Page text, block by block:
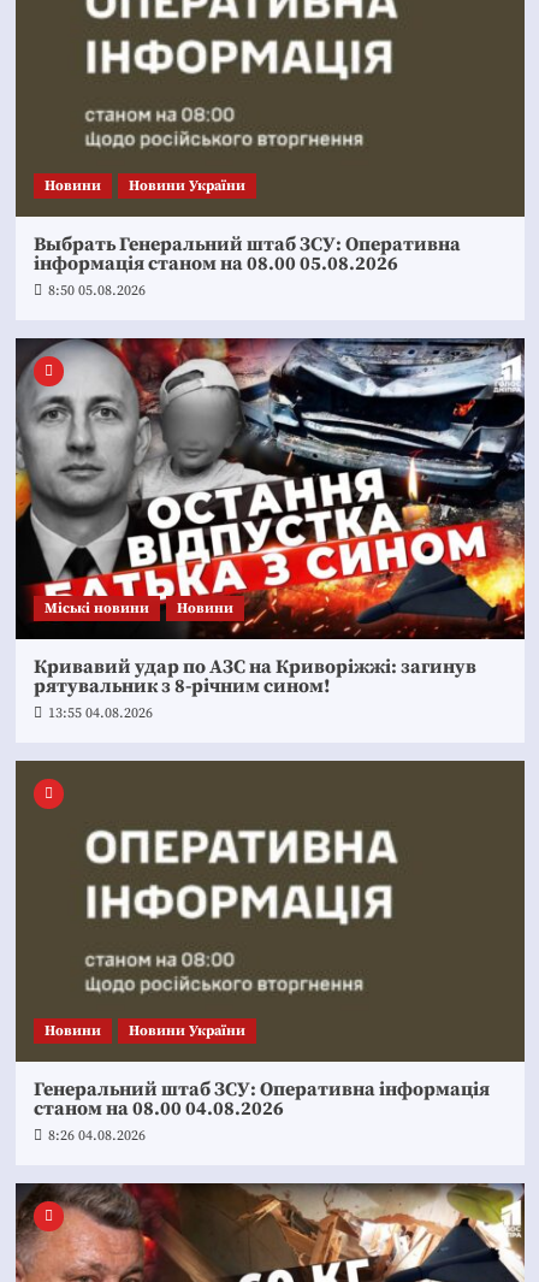
Новини Новини України
Выбрать Генеральний штаб ЗСУ: Оперативна
інформація станом на 08.00 05.08.2026
8:50 05.08.2026
Mіські новини Новини
Кривавий удар по АЗС на Криворіжжі: загинув
рятувальник з 8-річним сином!
13:55 04.08.2026
Новини Новини України
Генеральний штаб ЗСУ: Оперативна інформація
станом на 08.00 04.08.2026
8:26 04.08.2026